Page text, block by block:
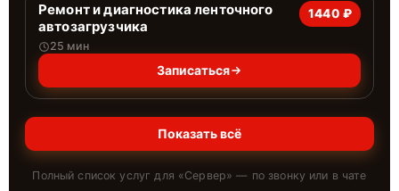
Ремонт и диагностика ленточного
автозагрузчика
25 мин
1440 ₽
Записаться
Показать всё
Полный список услуг для «Сервер» — по звонку или в чате